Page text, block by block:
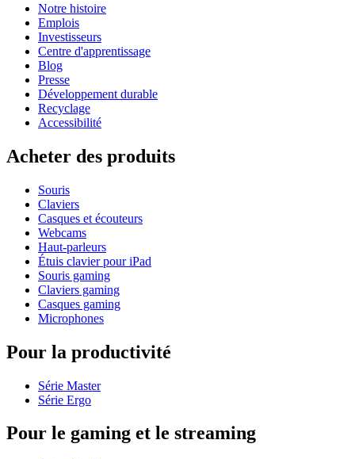
Notre histoire
Emplois
Investisseurs
Centre d'apprentissage
Blog
Presse
Développement durable
Recyclage
Accessibilité
Acheter des produits
Souris
Claviers
Casques et écouteurs
Webcams
Haut-parleurs
Étuis clavier pour iPad
Souris gaming
Claviers gaming
Casques gaming
Microphones
Pour la productivité
Série Master
Série Ergo
Pour le gaming et le streaming